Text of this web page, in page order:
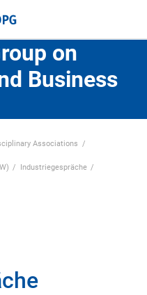
on
Business
Associations
Industriegespräche